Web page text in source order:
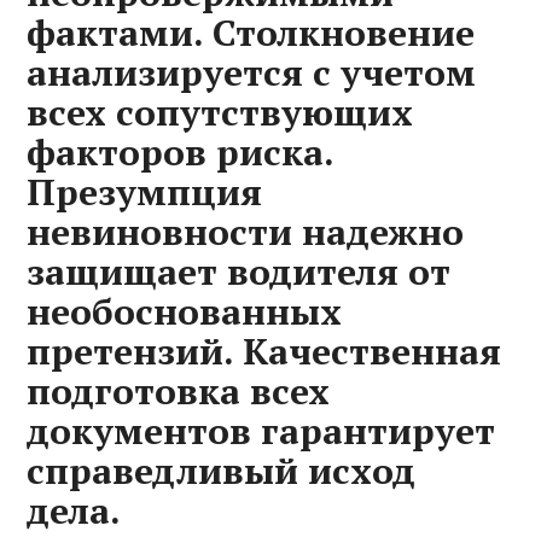
фактами. Столкновение
анализируется с учетом
всех сопутствующих
факторов риска.
Презумпция
невиновности надежно
защищает водителя от
необоснованных
претензий. Качественная
подготовка всех
документов гарантирует
справедливый исход
дела.